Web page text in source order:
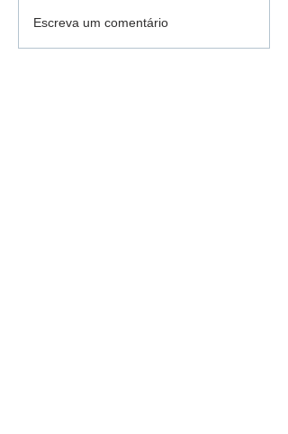
União Terra Boa entra
para o seleto grupo
Escreva um comentário